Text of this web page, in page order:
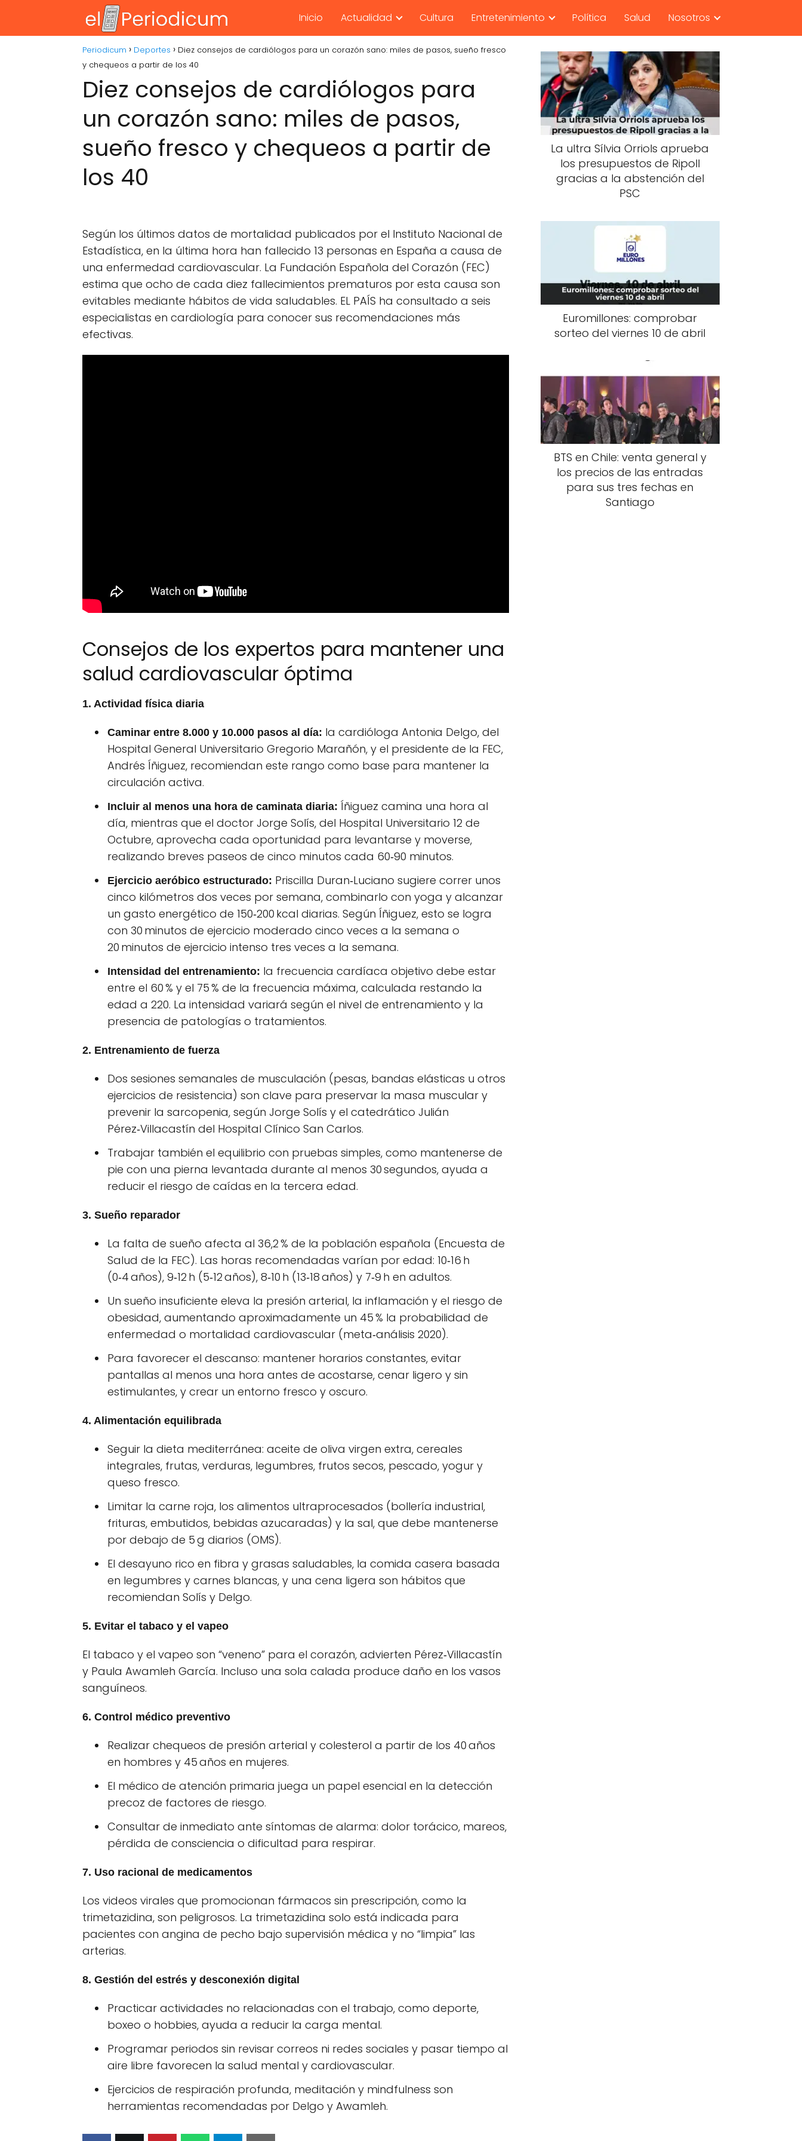
Inicio Actualidad Cultura Entretenimiento Política Salud Nosotros
Periodicum Deportes
Diez consejos de cardiólogos para un corazón sano: miles de pasos, sueño fresco
y chequeos a partir de los 40
Diez consejos de cardiólogos para
un corazón sano: miles de pasos,
sueño fresco y chequeos a partir de
los 40
Según los últimos datos de mortalidad publicados por el Instituto Nacional de
Estadística, en la última hora han fallecido 13 personas en España a causa de
una enfermedad cardiovascular. La Fundación Española del Corazón (FEC)
estima que ocho de cada diez fallecimientos prematuros por esta causa son
evitables mediante hábitos de vida saludables. EL PAÍS ha consultado a seis
especialistas en cardiología para conocer sus recomendaciones más
efectivas.
Consejos de los expertos para mantener una
salud cardiovascular óptima
1. Actividad física diaria
Caminar entre 8.000 y 10.000 pasos al día: la cardióloga Antonia Delgo, del
Hospital General Universitario Gregorio Marañón, y el presidente de la FEC,
Andrés Íñiguez, recomiendan este rango como base para mantener la
circulación activa.
Incluir al menos una hora de caminata diaria: Íñiguez camina una hora al
día, mientras que el doctor Jorge Solís, del Hospital Universitario 12 de
Octubre, aprovecha cada oportunidad para levantarse y moverse,
realizando breves paseos de cinco minutos cada 60‑90 minutos.
Ejercicio aeróbico estructurado: Priscilla Duran‑Luciano sugiere correr unos
cinco kilómetros dos veces por semana, combinarlo con yoga y alcanzar
un gasto energético de 150‑200 kcal diarias. Según Íñiguez, esto se logra
con 30 minutos de ejercicio moderado cinco veces a la semana o
20 minutos de ejercicio intenso tres veces a la semana.
Intensidad del entrenamiento: la frecuencia cardíaca objetivo debe estar
entre el 60 % y el 75 % de la frecuencia máxima, calculada restando la
edad a 220. La intensidad variará según el nivel de entrenamiento y la
presencia de patologías o tratamientos.
2. Entrenamiento de fuerza
Dos sesiones semanales de musculación (pesas, bandas elásticas u otros
ejercicios de resistencia) son clave para preservar la masa muscular y
prevenir la sarcopenia, según Jorge Solís y el catedrático Julián
Pérez‑Villacastín del Hospital Clínico San Carlos.
Trabajar también el equilibrio con pruebas simples, como mantenerse de
pie con una pierna levantada durante al menos 30 segundos, ayuda a
reducir el riesgo de caídas en la tercera edad.
3. Sueño reparador
La falta de sueño afecta al 36,2 % de la población española (Encuesta de
Salud de la FEC). Las horas recomendadas varían por edad: 10‑16 h
(0‑4 años), 9‑12 h (5‑12 años), 8‑10 h (13‑18 años) y 7‑9 h en adultos.
Un sueño insuficiente eleva la presión arterial, la inflamación y el riesgo de
obesidad, aumentando aproximadamente un 45 % la probabilidad de
enfermedad o mortalidad cardiovascular (meta‑análisis 2020).
Para favorecer el descanso: mantener horarios constantes, evitar
pantallas al menos una hora antes de acostarse, cenar ligero y sin
estimulantes, y crear un entorno fresco y oscuro.
4. Alimentación equilibrada
Seguir la dieta mediterránea: aceite de oliva virgen extra, cereales
integrales, frutas, verduras, legumbres, frutos secos, pescado, yogur y
queso fresco.
Limitar la carne roja, los alimentos ultraprocesados (bollería industrial,
frituras, embutidos, bebidas azucaradas) y la sal, que debe mantenerse
por debajo de 5 g diarios (OMS).
El desayuno rico en fibra y grasas saludables, la comida casera basada
en legumbres y carnes blancas, y una cena ligera son hábitos que
recomiendan Solís y Delgo.
5. Evitar el tabaco y el vapeo
El tabaco y el vapeo son “veneno” para el corazón, advierten Pérez‑Villacastín
y Paula Awamleh García. Incluso una sola calada produce daño en los vasos
sanguíneos.
6. Control médico preventivo
Realizar chequeos de presión arterial y colesterol a partir de los 40 años
en hombres y 45 años en mujeres.
El médico de atención primaria juega un papel esencial en la detección
precoz de factores de riesgo.
Consultar de inmediato ante síntomas de alarma: dolor torácico, mareos,
pérdida de consciencia o dificultad para respirar.
7. Uso racional de medicamentos
Los videos virales que promocionan fármacos sin prescripción, como la
trimetazidina, son peligrosos. La trimetazidina solo está indicada para
pacientes con angina de pecho bajo supervisión médica y no “limpia” las
arterias.
8. Gestión del estrés y desconexión digital
Practicar actividades no relacionadas con el trabajo, como deporte,
boxeo o hobbies, ayuda a reducir la carga mental.
Programar periodos sin revisar correos ni redes sociales y pasar tiempo al
aire libre favorecen la salud mental y cardiovascular.
Ejercicios de respiración profunda, meditación y mindfulness son
herramientas recomendadas por Delgo y Awamleh.
La ultra Sílvia Orriols aprueba
los presupuestos de Ripoll
gracias a la abstención del
PSC
Euromillones: comprobar
sorteo del viernes 10 de abril
BTS en Chile: venta general y
los precios de las entradas
para sus tres fechas en
Santiago